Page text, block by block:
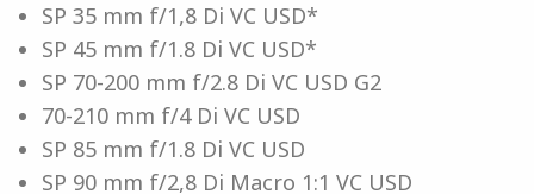
SP 35 mm f/1,8 Di VC USD*
SP 45 mm f/1.8 Di VC USD*
SP 70-200 mm f/2.8 Di VC USD G2
70-210 mm f/4 Di VC USD
SP 85 mm f/1.8 Di VC USD
SP 90 mm f/2,8 Di Macro 1:1 VC USD